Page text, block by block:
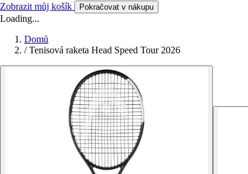
Zobrazit můj košík Pokračovat v nákupu
Loading...
Domů
/ Tenisová raketa Head Speed Tour 2026